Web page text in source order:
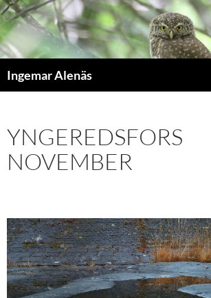
Hoppa
till
innehåll
Ingemar Alenäs
YNGEREDSFORS
NOVEMBER